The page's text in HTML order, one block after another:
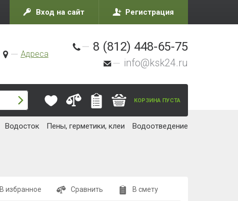
Вход на сайт Регистрация
Адреса
8 (812) 448-65-75
info@ksk24.ru
КОРЗИНА ПУСТА
Водосток Пены, герметики, клеи Водоотведение
В избранное Сравнить В смету